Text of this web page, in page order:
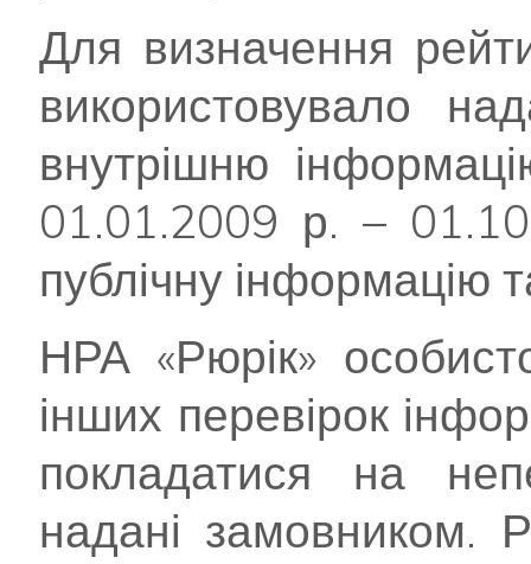
Для визначення
використовувало
внутрішню
01.01.2009 р. –
публічну інформацію
НРА «Рюрік»
інших перевірок
покладатися на
надані замовником.